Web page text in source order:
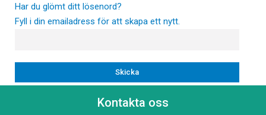
Har du glömt ditt lösenord?
Fyll i din emailadress för att skapa ett nytt.
Kontakta oss